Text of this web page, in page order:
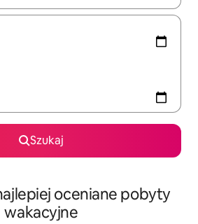
Szukaj
oceniane pobyty
wakacyjne